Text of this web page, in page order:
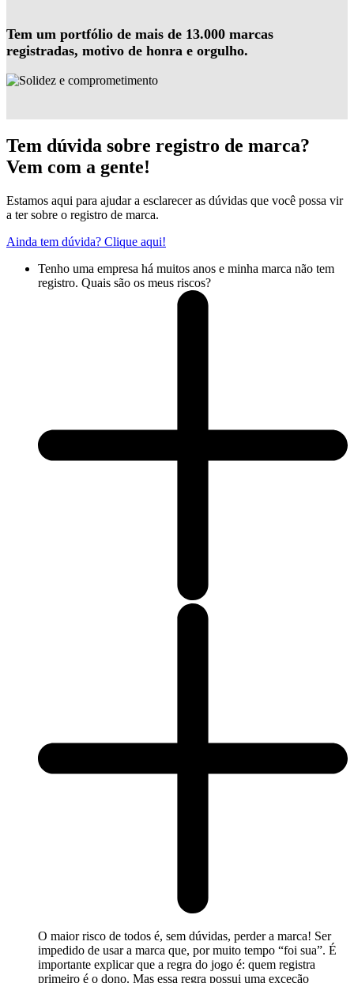
Tem um portfólio de mais de 13.000 marcas
registradas, motivo de honra e orgulho.
Tem dúvida sobre registro de marca?
Vem com a gente!
Estamos aqui para ajudar a esclarecer as dúvidas que você possa vir
a ter sobre o registro de marca.
Ainda tem dúvida? Clique aqui!
Tenho uma empresa há muitos anos e minha marca não tem
registro. Quais são os meus riscos?
O maior risco de todos é, sem dúvidas, perder a marca! Ser
impedido de usar a marca que, por muito tempo “foi sua”. É
importante explicar que a regra do jogo é: quem registra
primeiro é o dono. Mas essa regra possui uma exceção